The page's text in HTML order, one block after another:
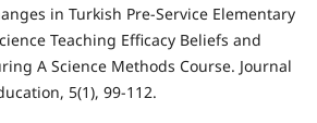
in Turkish Pre-Service Elementary
Teaching Efficacy Beliefs and
A Science Methods Course. Journal
5(1), 99-112.